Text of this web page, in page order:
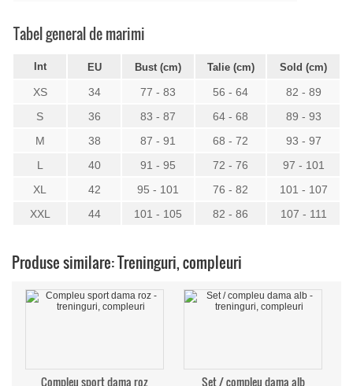
Tabel general de marimi
Int EU Bust (cm) Talie (cm) Sold (cm)
XS 34 77 - 83 56 - 64
82 - 89
S
36 83 - 87 64 - 68
89 - 93
M
38 87 - 91 68 - 72
93 - 97
L
40 91 - 95 72 - 76
97 - 101
XL
42 95 - 101 76 - 82
101 - 107
XXL
44 101 - 105 82 - 86 107 - 111
Produse similare: Treninguri, compleuri
Compleu sport dama roz
Set / compleu dama alb